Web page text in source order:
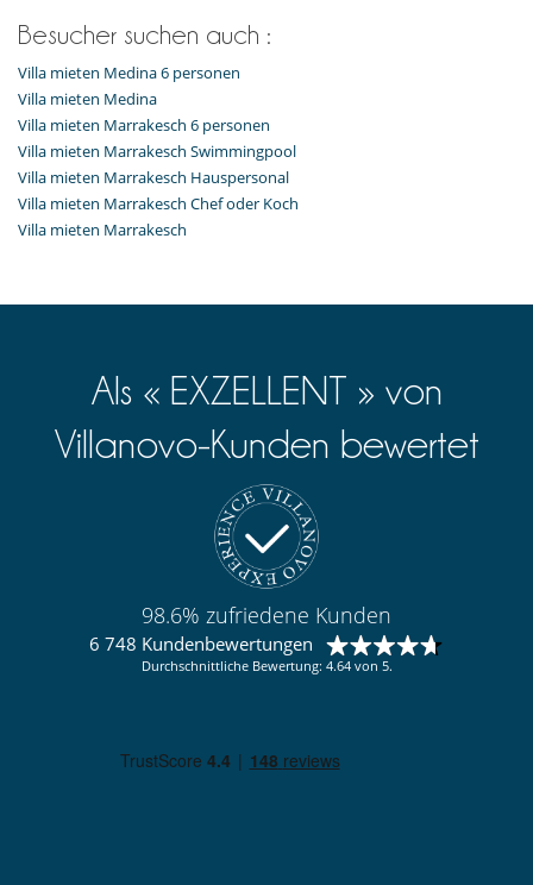
Besucher suchen auch :
Villa mieten Medina 6 personen
Villa mieten Medina
Villa mieten Marrakesch 6 personen
Villa mieten Marrakesch Swimmingpool
Villa mieten Marrakesch Hauspersonal
Villa mieten Marrakesch Chef oder Koch
Villa mieten Marrakesch
Als « EXZELLENT » von
Villanovo-Kunden bewertet
98.6% zufriedene Kunden
6 748 Kundenbewertungen
Durchschnittliche Bewertung: 4.64 von 5.